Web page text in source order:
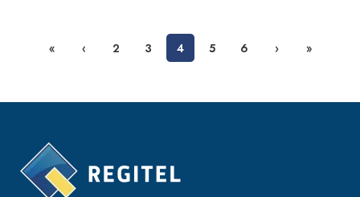
« ‹ 2 3 4 5 6 › »